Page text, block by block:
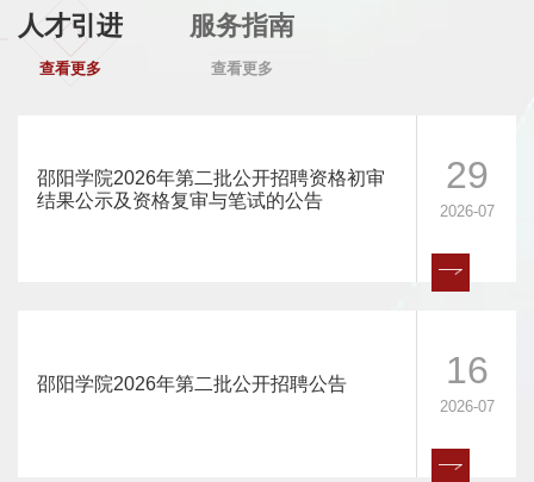
益，加强学校对生育津贴的管理，规范工作程序，结合我校生
育津贴工作实际，特通知如下： 一、生育津贴范围及产假时
间规定 ...
关于做好 2022 年度全省高级职称评审工作的通知
关于做好 2022 年度全省高级职称评审工作的通知——见附件
中共中央组织部 人力资源社会保障部
人才引进
查看更多
服务指南
查看更多
邵阳学院2026年第二批公开招聘资格初审
结果公示及资格复审与笔试的公告
29
2026-07
邵阳学院2026年第二批公开招聘公告 16
2026-07
邵阳学院新进教职工报到登记表 20
2025-06
05
2007-12